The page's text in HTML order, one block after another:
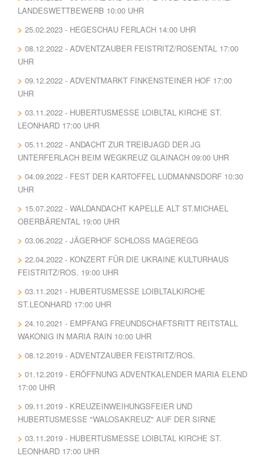
LANDESWETTBEWERB 10:00 UHR
25.02.2023 - HEGESCHAU FERLACH 14:00 UHR
08.12.2022 - ADVENTZAUBER FEISTRITZ/ROSENTAL 17:00
UHR
09.12.2022 - ADVENTMARKT FINKENSTEINER HOF 17:00
UHR
03.11.2022 - HUBERTUSMESSE LOIBLTAL KIRCHE ST.
LEONHARD 17:00 UHR
05.11.2022 - ANDACHT ZUR TREIBJAGD DER JG
UNTERFERLACH BEIM WEGKREUZ GLAINACH 09:00 UHR
04.09.2022 - FEST DER KARTOFFEL LUDMANNSDORF 10:30
UHR
15.07.2022 - WALDANDACHT KAPELLE ALT ST.MICHAEL
OBERBÄRENTAL 19:00 UHR
03.06.2022 - JÄGERHOF SCHLOSS MAGEREGG
22.04.2022 - KONZERT FÜR DIE UKRAINE KULTURHAUS
FEISTRITZ/ROS. 19:00 UHR
03.11.2021 - HUBERTUSMESSE LOIBLTALKIRCHE
ST.LEONHARD 17:00 UHR
24.10.2021 - EMPFANG FREUNDSCHAFTSRITT REITSTALL
WAKONIG IN MARIA RAIN 10:00 UHR
08.12.2019 - ADVENTZAUBER FEISTRITZ/ROS.
01.12.2019 - ERÖFFNUNG ADVENTKALENDER MARIA ELEND
17:00 UHR
09.11.2019 - KREUZEINWEIHUNGSFEIER UND
HUBERTUSMESSE "WALOSAKREUZ" AUF DER SIRNE
03.11.2019 - HUBERTUSMESSE LOIBLTAL KIRCHE ST.
LEONHARD 17:00 UHR